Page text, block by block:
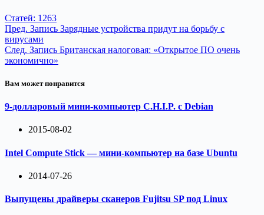
Статей: 1263
Пред. Запись Зарядные устройства придут на борьбу с
вирусами
След. Запись Британская налоговая: «Открытое ПО очень
экономично»
Вам может понравится
9-долларовый мини-компьютер C.H.I.P. с Debian
2015-08-02
Intel Compute Stick — мини-компьютер на базе Ubuntu
2014-07-26
Выпущены драйверы сканеров Fujitsu SP под Linux